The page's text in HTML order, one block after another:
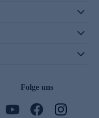
Folge uns